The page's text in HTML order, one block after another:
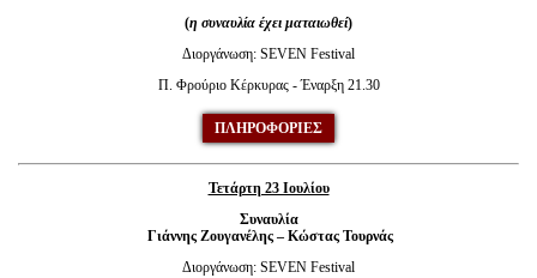
(η συναυλία έχει ματαιωθεί)
Διοργάνωση: SEVEN Festival
Π. Φρούριο Κέρκυρας - Έναρξη 21.30
ΠΛΗΡΟΦΟΡΙΕΣ
Τετάρτη 23 Ιουλίου
Συναυλία
Γιάννης Ζουγανέλης – Κώστας Τουρνάς
Διοργάνωση: SEVEN Festival